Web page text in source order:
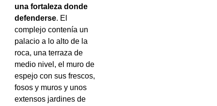
una fortaleza donde
defenderse. El
complejo contenía un
palacio a lo alto de la
roca, una terraza de
medio nivel, el muro de
espejo con sus frescos,
fosos y muros y unos
extensos jardines de